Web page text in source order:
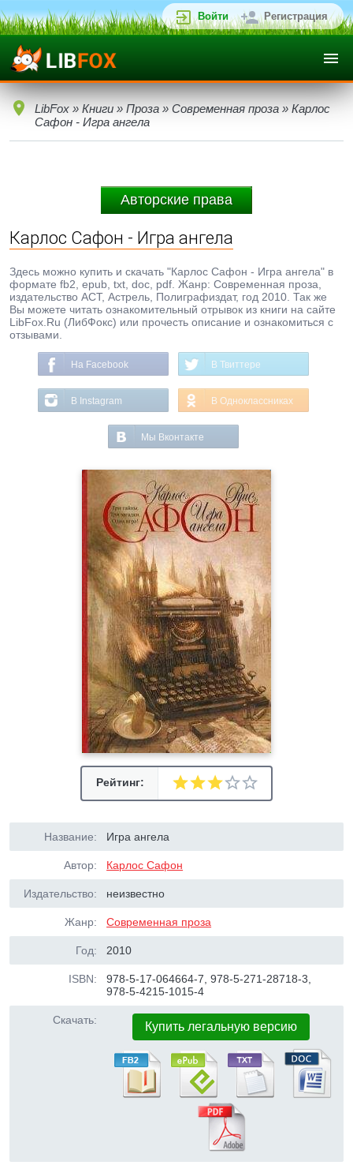
Войти Регистрация
LibFox » Книги » Проза » Современная проза » Карлос
Сафон - Игра ангела
Авторские права
Карлос Сафон - Игра ангела
Здесь можно купить и скачать "Карлос Сафон - Игра ангела" в
формате fb2, epub, txt, doc, pdf. Жанр: Современная проза,
издательство АСТ, Астрель, Полиграфиздат, год 2010. Так же
Вы можете читать ознакомительный отрывок из книги на сайте
LibFox.Ru (ЛибФокс) или прочесть описание и ознакомиться с
отзывами.
На Facebook В Твиттере
В Instagram В Одноклассниках
Мы Вконтакте
Рейтинг:
Название: Игра ангела
Автор: Карлос Сафон
Издательство: неизвестно
Жанр: Современная проза
Год: 2010
ISBN:
978-5-17-064664-7, 978-5-271-28718-3,
978-5-4215-1015-4
Скачать: Купить легальную версию